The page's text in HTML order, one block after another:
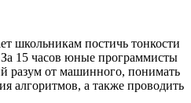
школьникам постичь тонкости
За 15 часов юные программисты
разум от машинного, понимать
алгоритмов, а также проводить